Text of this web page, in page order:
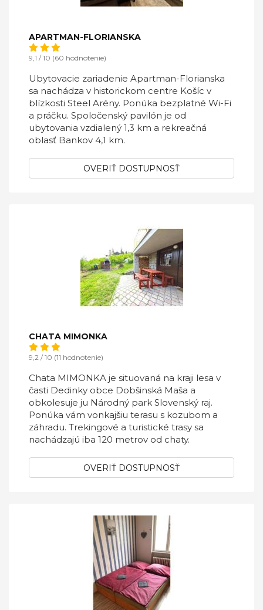
APARTMAN-FLORIANSKA
9,1 / 10 (60 hodnotenie)
Ubytovacie zariadenie Apartman-Florianska
sa nachádza v historickom centre Košíc v
blízkosti Steel Arény. Ponúka bezplatné Wi-Fi
a práčku. Spoločenský pavilón je od
ubytovania vzdialený 1,3 km a rekreačná
oblasť Bankov 4,1 km.
OVERIŤ DOSTUPNOSŤ
CHATA MIMONKA
9,2 / 10 (11 hodnotenie)
Chata MIMONKA je situovaná na kraji lesa v
časti Dedinky obce Dobšinská Maša a
obkolesuje ju Národný park Slovenský raj.
Ponúka vám vonkajšiu terasu s kozubom a
záhradu. Trekingové a turistické trasy sa
nachádzajú iba 120 metrov od chaty.
OVERIŤ DOSTUPNOSŤ